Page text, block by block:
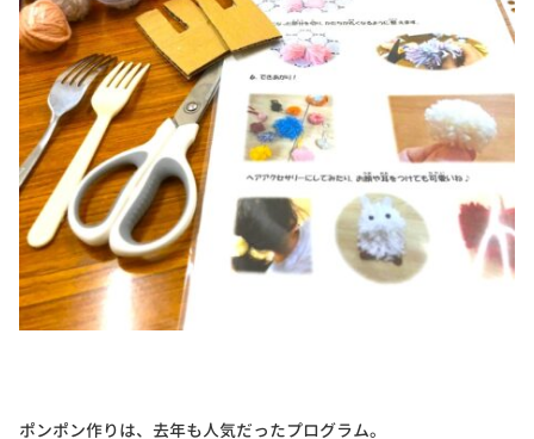
ポンポン作りは、去年も人気だったプログラム。